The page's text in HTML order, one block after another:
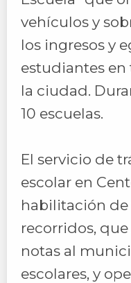
vehículos y
los ingresos y
estudiantes en
la ciudad.
10 escuelas.
El servicio de
escolar en
habilitación de
recorridos,
notas al
escolares, y